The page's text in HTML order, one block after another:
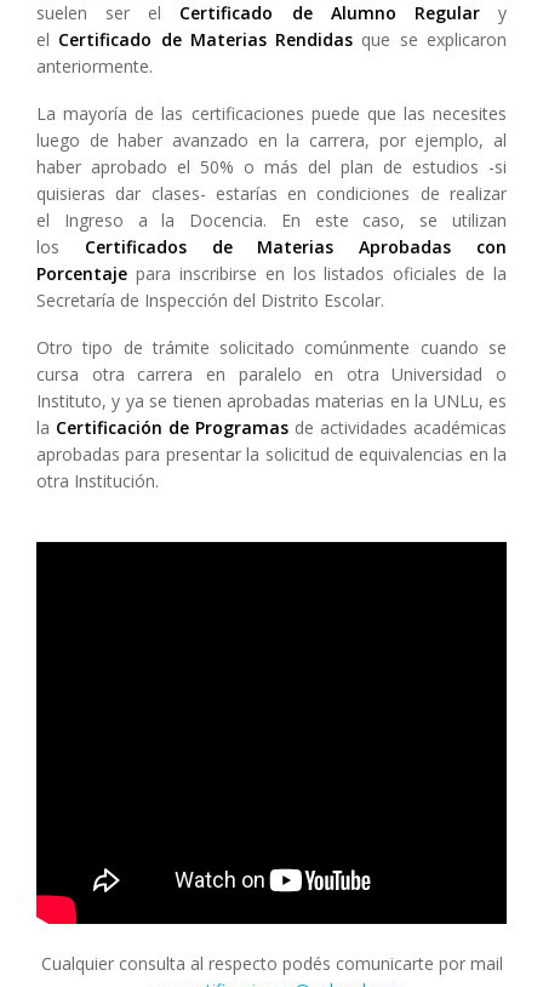
suelen ser el Certificado de Alumno Regulary
el Certificado de Materias Rendidas que se explicaron
anteriormente.
La mayoría de las certificaciones puede que las necesites
luego de haber avanzado en la carrera, por ejemplo, al
haber aprobado el 50% o más del plan de estudios -si
quisieras dar clases- estarías en condiciones de realizar
el Ingreso a la Docencia. En este caso, se utilizan
los Certificados de Materias Aprobadas con
Porcentaje para inscribirse en los listados oficiales de la
Secretaría de Inspección del Distrito Escolar.
Otro tipo de trámite solicitado comúnmente cuando se
cursa otra carrera en paralelo en otra Universidad o
Instituto, y ya se tienen aprobadas materias en la UNLu, es
la Certificación de Programas de actividades académicas
aprobadas para presentar la solicitud de equivalencias en la
otra Institución.
Cualquier consulta al respecto podés comunicarte por mail